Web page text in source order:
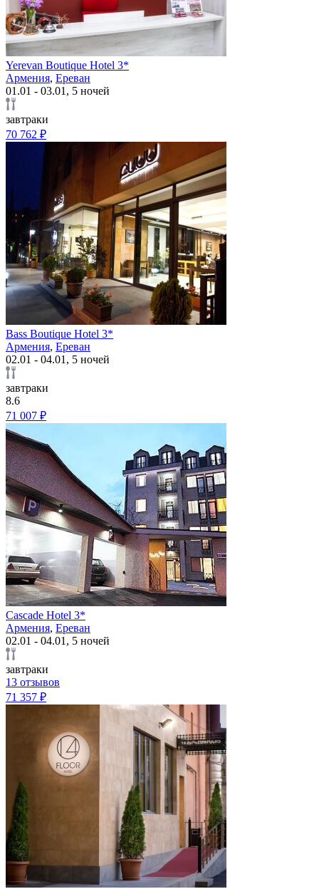
Yerevan Boutique Hotel 3*
Армения, Ереван
01.01 - 03.01, 5 ночей
завтраки
70 762 ₽
Bass Boutique Hotel 3*
Армения, Ереван
02.01 - 04.01, 5 ночей
завтраки
8.6
71 007 ₽
Cascade Hotel 3*
Армения, Ереван
02.01 - 04.01, 5 ночей
завтраки
13 отзывов
71 357 ₽